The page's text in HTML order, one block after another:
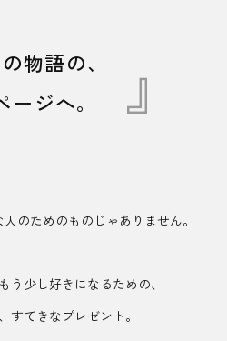
物語の、
ージへ。
のためのものじゃありません。
う少し好きになるための、
すてきなプレゼント。